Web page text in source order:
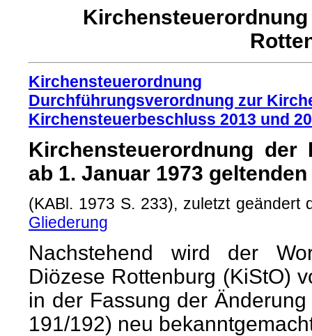
Kirchensteuerordnung
Durchführungsverordnung zur
Kirchensteuerbeschluss 2013 und
Kirchensteuerordnung der
ab 1. Januar 1973
(KABl. 1973 S. 233), zuletzt
Gliederung
Nachstehend wird der
Diözese Rottenburg (KiStO)
in der Fassung der
191/192) neu